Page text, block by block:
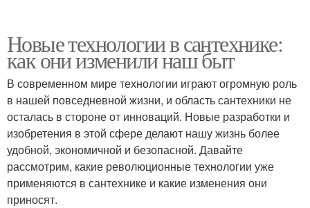
Новые технологии в сантехнике:
как они изменили наш быт
В современном мире технологии играют огромную роль
в нашей повседневной жизни, и область сантехники не
осталась в стороне от инноваций. Новые разработки и
изобретения в этой сфере делают нашу жизнь более
удобной, экономичной и безопасной. Давайте
рассмотрим, какие революционные технологии уже
применяются в сантехнике и какие изменения они
приносят.